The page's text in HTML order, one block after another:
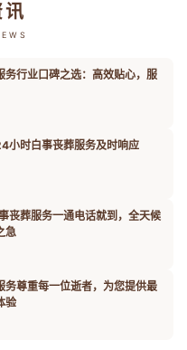
讯
务行业口碑之选：高效贴心，服
小时白事丧葬服务及时响应
丧葬服务一通电话就到，全天候
急
务尊重每一位逝者，为您提供最
验